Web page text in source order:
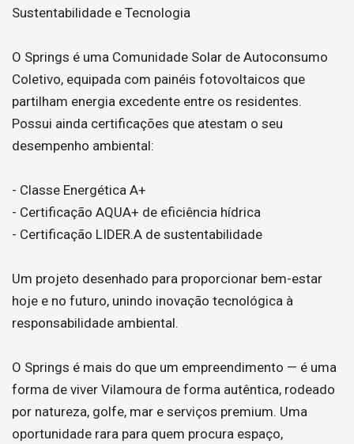
Sustentabilidade e Tecnologia
O Springs é uma Comunidade Solar de Autoconsumo
Coletivo, equipada com painéis fotovoltaicos que
partilham energia excedente entre os residentes.
Possui ainda certificações que atestam o seu
desempenho ambiental:
- Classe Energética A+
- Certificação AQUA+ de eficiência hídrica
- Certificação LIDER.A de sustentabilidade
Um projeto desenhado para proporcionar bem-estar
hoje e no futuro, unindo inovação tecnológica à
responsabilidade ambiental.
O Springs é mais do que um empreendimento — é uma
forma de viver Vilamoura de forma autêntica, rodeado
por natureza, golfe, mar e serviços premium. Uma
oportunidade rara para quem procura espaço,